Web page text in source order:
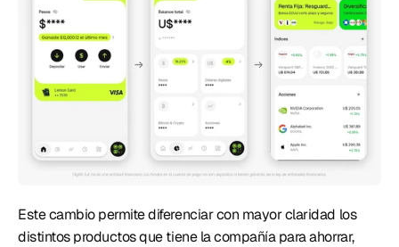
Este cambio permite diferenciar con mayor claridad los
distintos productos que tiene la compañía para ahorrar,